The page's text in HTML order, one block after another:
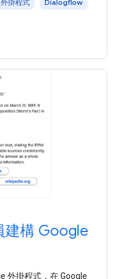
掛程式 Dialogflow
建構 Google
外掛程式，在 Google